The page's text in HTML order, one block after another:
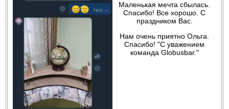
Маленькая мечта сбылась.
Спасибо! Все хорошо. С
праздником Вас.
Нам очень приятно Ольга.
Спасибо! "С уважением
команда Globusbar."